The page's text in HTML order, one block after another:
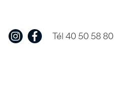
content
Tél 40 50 58 80